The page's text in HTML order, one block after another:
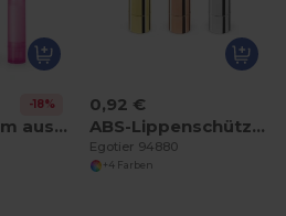
-18%
Lippenbalsam aus PS und PP
0,92 €
ABS-Lippenschützer
Egotier 94880
+4 Farben